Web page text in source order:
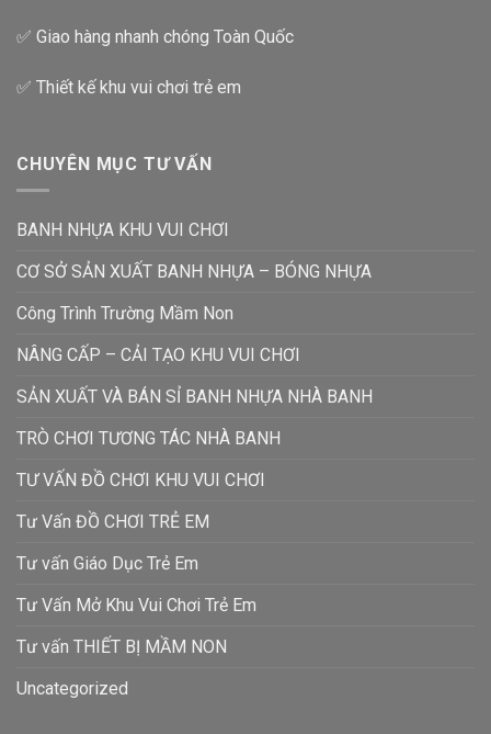
✅ Giao hàng nhanh chóng Toàn Quốc
✅ Thiết kế khu vui chơi trẻ em
CHUYÊN MỤC TƯ VẤN
BANH NHỰA KHU VUI CHƠI
CƠ SỞ SẢN XUẤT BANH NHỰA – BÓNG NHỰA
Công Trình Trường Mầm Non
NÂNG CẤP – CẢI TẠO KHU VUI CHƠI
SẢN XUẤT VÀ BÁN SỈ BANH NHỰA NHÀ BANH
TRÒ CHƠI TƯƠNG TÁC NHÀ BANH
TƯ VẤN ĐỒ CHƠI KHU VUI CHƠI
Tư Vấn ĐỒ CHƠI TRẺ EM
Tư vấn Giáo Dục Trẻ Em
Tư Vấn Mở Khu Vui Chơi Trẻ Em
Tư vấn THIẾT BỊ MẦM NON
Uncategorized